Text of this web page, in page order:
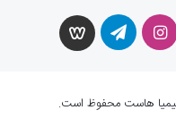
اینستاگرامتلگرام ویسگون